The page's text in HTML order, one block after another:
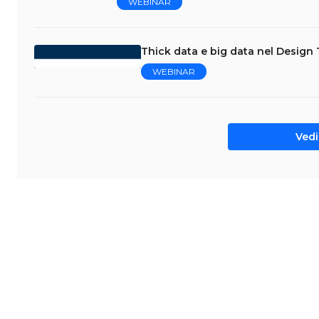
Thick data e big data nel Design
WEBINAR